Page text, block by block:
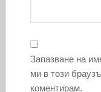
Запазване на
ми в този
коментирам.